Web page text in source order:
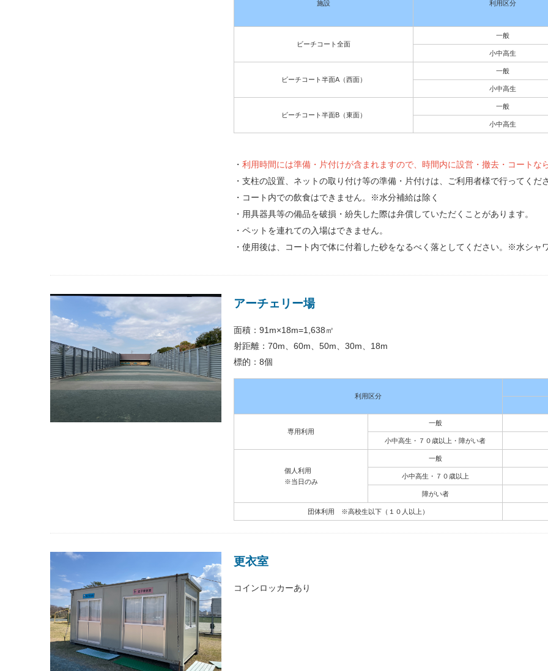
施設 利用区分
ビーチコート全面
一般
小中高生
ビーチコート半面A（西面）
一般
小中高生
ビーチコート半面B（東面）
一般
小中高生
・ 利用時間には準備・片付けが含まれますので、時間内に設営・撤去・コートな
・支柱の設置、ネットの取り付け等の準備・片付けは、ご利用者様で行ってくだ
・コート内での飲食はできません。※水分補給は除く
・用具器具等の備品を破損・紛失した際は弁償していただくことがあります。
・ペットを連れての入場はできません。
・使用後は、コート内で体に付着した砂をなるべく落としてください。※水シャ
アーチェリー場
面積：91m×18m=1,638㎡
射距離：70m、60m、50m、30m、18m
標的：8個
利用区分
専用利用
一般
小中高生・７０歳以上・障がい者
個人利用
※当日のみ
一般
小中高生・７０歳以上
障がい者
団体利用 ※高校生以下（１０人以上）
更衣室
コインロッカーあり